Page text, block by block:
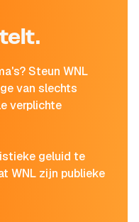
Steun WNL
van slechts
verplichte
geluid te
WNL zijn publieke